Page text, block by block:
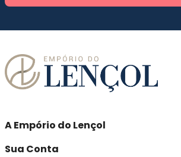
A Empório do Lençol
Sua Conta